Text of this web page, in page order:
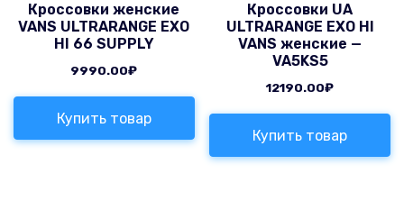
Кроссовки женские
VANS ULTRARANGE EXO
HI 66 SUPPLY
9990.00₽
Купить товар
Кроссовки UA
ULTRARANGE EXO HI
VANS женские —
VA5KS5
12190.00₽
Купить товар